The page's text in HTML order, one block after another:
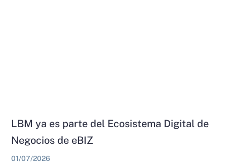
LBM ya es parte del Ecosistema Digital de
Negocios de eBIZ
01/07/2026